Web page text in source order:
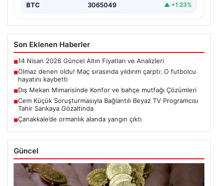
BTC 3065049 ▲ +1.23%
Son Eklenen Haberler
■14 Nisan 2026 Güncel Altın Fiyatları ve Analizleri
■Olmaz denen oldu! Maç sırasında yıldırım çarptı: O futbolcu
hayatını kaybetti
■Dış Mekan Mimarisinde Konfor ve bahçe mutfağı Çözümleri
■Cem Küçük Soruşturmasıyla Bağlantılı Beyaz TV Programcısı
Tahir Sarıkaya Gözaltında
■Çanakkale’de ormanlık alanda yangın çıktı
Güncel